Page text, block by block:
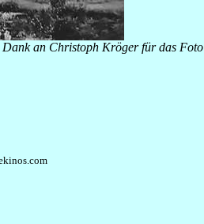
an Christoph Kröger für das Foto